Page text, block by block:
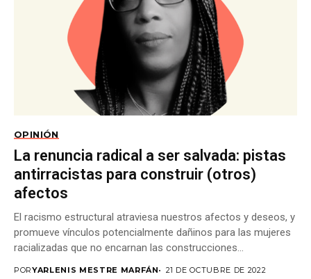
OPINIÓN
La renuncia radical a ser salvada: pistas
antirracistas para construir (otros)
afectos
El racismo estructural atraviesa nuestros afectos y deseos, y
promueve vínculos potencialmente dañinos para las mujeres
racializadas que no encarnan las construcciones
PORYARLENIS MESTRE MARFÁN 21 DE OCTUBRE DE 2022